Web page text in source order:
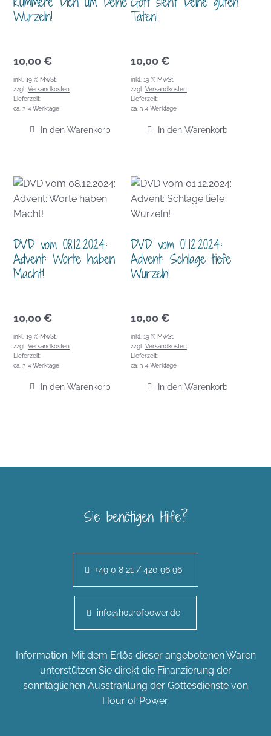
Wurzeln!
10,00 €
inkl. 19 % MwSt.
zzgl.Versandkosten
Lieferzeit:
ca. 3-4 Werktage
In den Warenkorb
Taten!
10,00 €
inkl. 19 % MwSt.
zzgl. Versandkosten
Lieferzeit:
ca. 3-4 Werktage
In den Warenkorb
DVD vom 08.12.2024:
Advent: Worte haben
Macht!
10,00 €
inkl. 19 % MwSt.
zzgl.Versandkosten
Lieferzeit:
ca. 3-4 Werktage
In den Warenkorb
DVD vom 01.12.2024:
Advent: Schlage tiefe
Wurzeln!
10,00 €
inkl. 19 % MwSt.
zzgl. Versandkosten
Lieferzeit:
ca. 3-4 Werktage
In den Warenkorb
Sie benötigen Hilfe?
+49 0 8 21 / 420 96 96
info@hourofpower.de
Information: Mit dem Erlös dieser angebotenen Waren
unterstützen Sie direkt die Finanzierung der
sonntäglichen Ausstrahlung der Gottesdienste von
Hour of Power.